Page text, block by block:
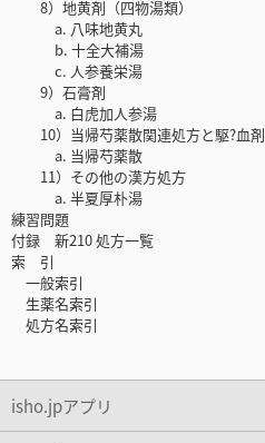
8）地黄剤（四物湯類）
a. 八味地黄丸
b. 十全大補湯
c. 人参養栄湯
9）石膏剤
a. 白虎加人参湯
10）当帰芍薬散関連処方と駆?血剤
a. 当帰芍薬散
11）その他の漢方処方
a. 半夏厚朴湯
練習問題
付録 新210 処方一覧
索 引
一般索引
生薬名索引
処方名索引
isho.jpアプリ